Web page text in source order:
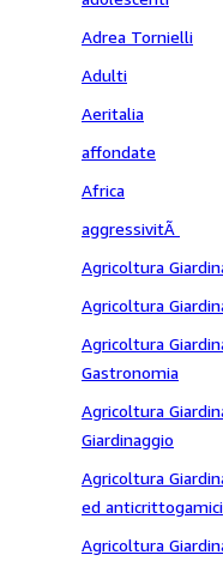
Adrea Tornielli
Adulti
Aeritalia
affondate
Africa
aggressivitÃ
Agricoltura
Agricoltura
Agricoltura
Gastronomia
Agricoltura
Giardinaggio
Agricoltura
ed anticrittogamici
Agricoltura